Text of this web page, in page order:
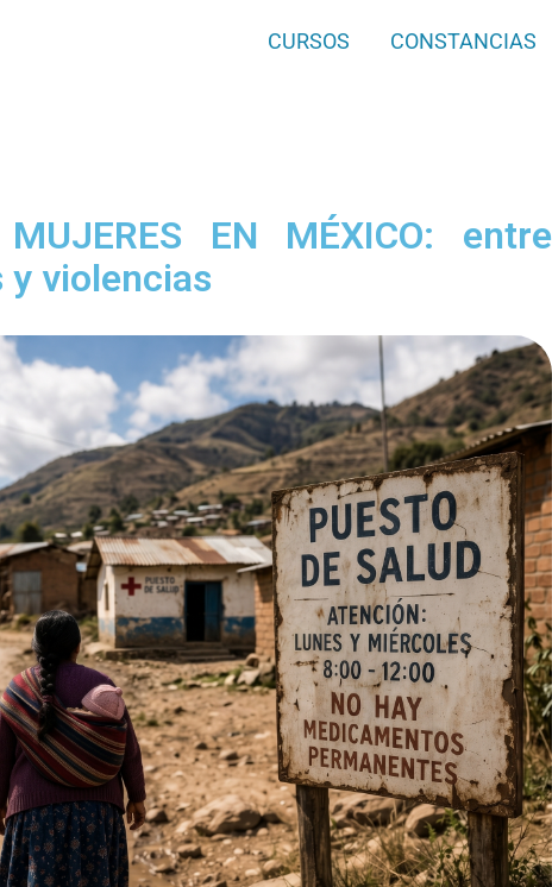
CURSOS CONSTANCIAS
EN MÉXICO: entre
violencias